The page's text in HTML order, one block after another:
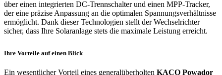
über einen integrierten DC-Trennschalter und einen MPP-Tracker,
der eine präzise Anpassung an die optimalen Spannungsverhältnisse
ermöglicht. Dank dieser Technologien stellt der Wechselrichter
sicher, dass Ihre Solaranlage stets die maximale Leistung erreicht.
Ihre Vorteile auf einen Blick
Ein wesentlicher Vorteil eines generalüberholten KACO Powador